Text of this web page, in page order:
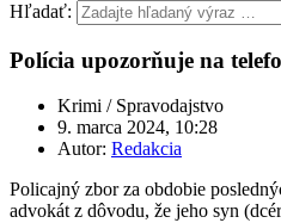
Hľadať:
Polícia upozorňuje na
Krimi / Spravodajstvo
9. marca 2024, 10:28
Autor: Redakcia
Policajný zbor za obdobie
advokát z dôvodu, že jeho syn